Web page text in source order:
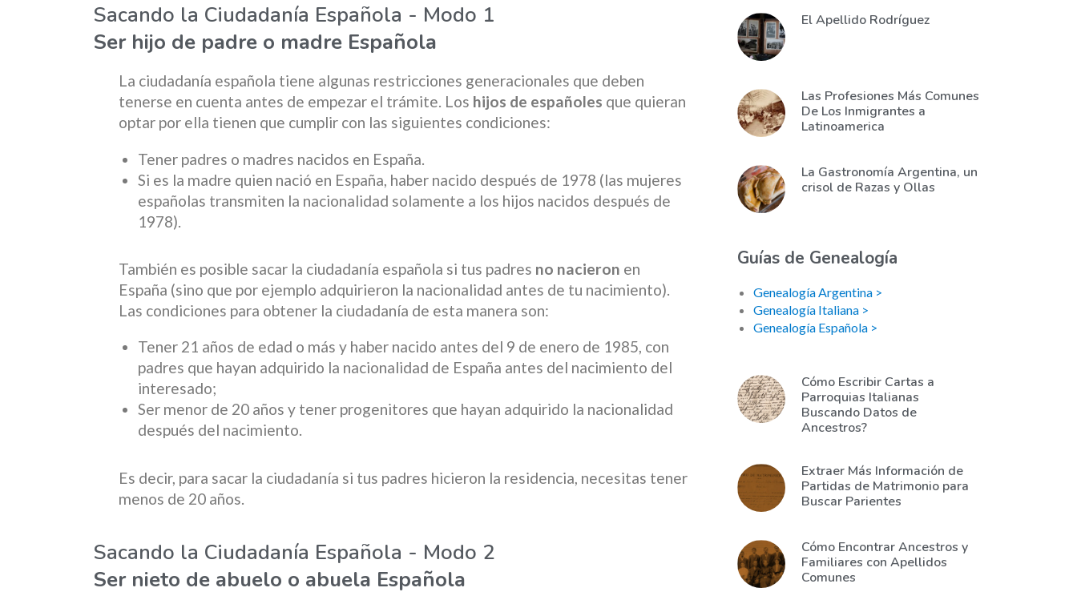
Sacando la Ciudadanía Española - Modo 1
Ser hijo de padre o madre Española
La ciudadanía española tiene algunas restricciones generacionales que deben
tenerse en cuenta antes de empezar el trámite. Los hijos de españoles que quieran
optar por ella tienen que cumplir con las siguientes condiciones:
Tener padres o madres nacidos en España.
Si es la madre quien nació en España, haber nacido después de 1978 (las mujeres
españolas transmiten la nacionalidad solamente a los hijos nacidos después de
1978).
También es posible sacar la ciudadanía española si tus padres no nacieron en
España (sino que por ejemplo adquirieron la nacionalidad antes de tu nacimiento).
Las condiciones para obtener la ciudadanía de esta manera son:
Tener 21 años de edad o más y haber nacido antes del 9 de enero de 1985, con
padres que hayan adquirido la nacionalidad de España antes del nacimiento del
interesado;
Ser menor de 20 años y tener progenitores que hayan adquirido la nacionalidad
después del nacimiento.
Es decir, para sacar la ciudadanía si tus padres hicieron la residencia, necesitas tener
menos de 20 años.
Sacando la Ciudadanía Española - Modo 2
Ser nieto de abuelo o abuela Española
El Apellido Rodríguez
Las Profesiones Más Comunes
De Los Inmigrantes a
Latinoamerica
La Gastronomía Argentina, un
crisol de Razas y Ollas
Guías de Genealogía
Genealogía Argentina >
Genealogía Italiana >
Genealogía Española >
Cómo Escribir Cartas a
Parroquias Italianas
Buscando Datos de
Ancestros?
Extraer Más Información de
Partidas de Matrimonio para
Buscar Parientes
Cómo Encontrar Ancestros y
Familiares con Apellidos
Comunes